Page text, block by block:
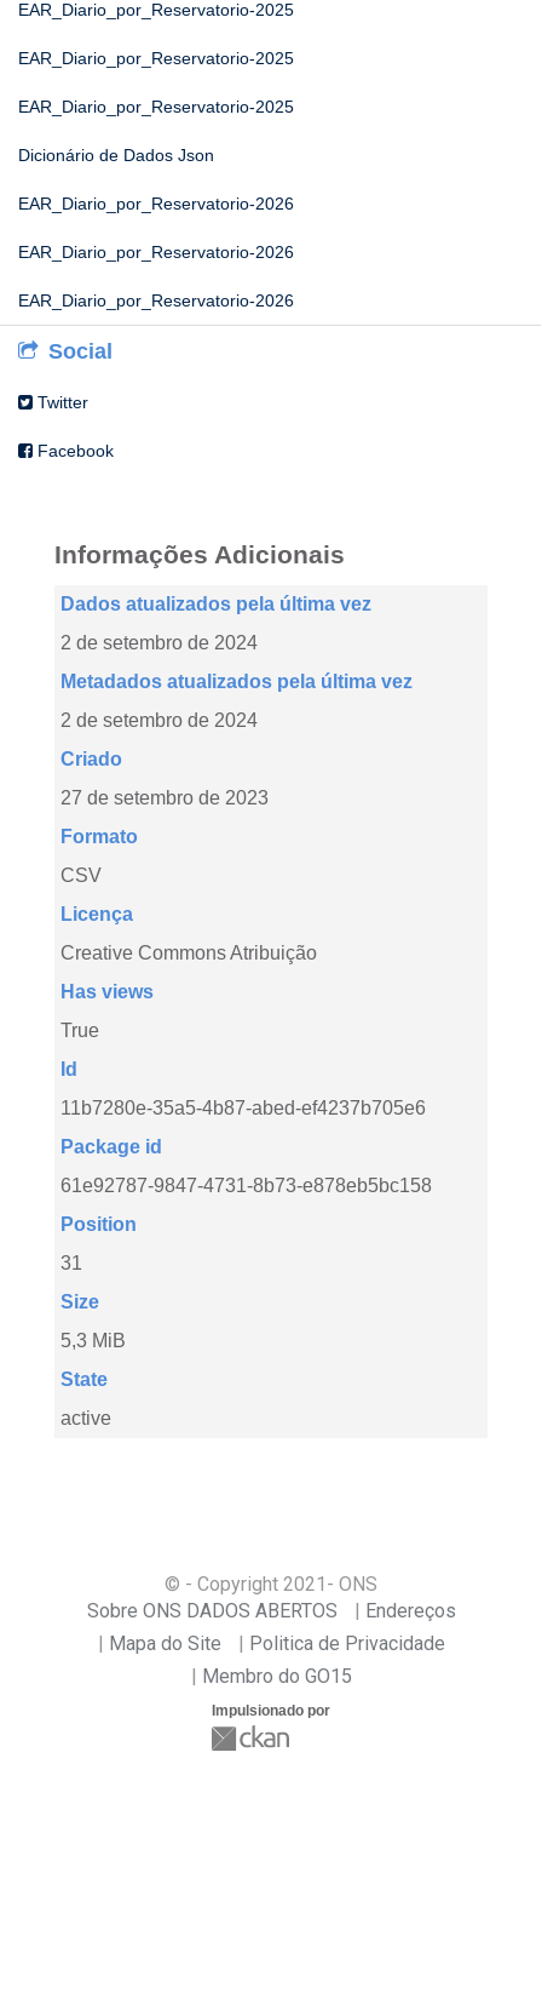
EAR_Diario_por_Reservatorio-2025
EAR_Diario_por_Reservatorio-2025
EAR_Diario_por_Reservatorio-2025
Dicionário de Dados Json
EAR_Diario_por_Reservatorio-2026
EAR_Diario_por_Reservatorio-2026
EAR_Diario_por_Reservatorio-2026
Social
Twitter
Facebook
Informações Adicionais
Dados atualizados pela última vez
2 de setembro de 2024
Metadados atualizados pela última vez
2 de setembro de 2024
Criado
27 de setembro de 2023
Formato
CSV
Licença
Creative Commons Atribuição
Has views
True
Id
11b7280e-35a5-4b87-abed-ef4237b705e6
Package id
61e92787-9847-4731-8b73-e878eb5bc158
Position
31
Size
5,3 MiB
State
active
© - Copyright 2021 - ONS
Sobre ONS DADOS ABERTOS
Endereços
Mapa do Site
Politica de Privacidade
Membro do GO15
Impulsionado por